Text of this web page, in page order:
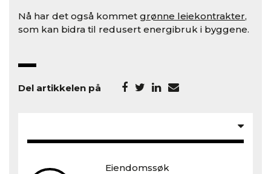
Nå har det også kommet grønne leiekontrakter,
som kan bidra til redusert energibruk i byggene.
Del artikkelen på
Eiendomssøk